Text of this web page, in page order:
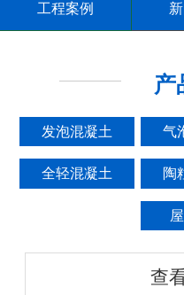
工程案例
产
发泡混凝土 气
全轻混凝土 陶
查